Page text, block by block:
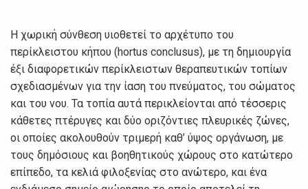
Η χωρική σύνθεση υιοθετεί το αρχέτυπο του
περίκλειστου κήπου (hortus conclusus), με τη δημιουργία
έξι διαφορετικών περίκλειστων θεραπευτικών τοπίων
σχεδιασμένων για την ίαση του πνεύματος, του σώματος
και του νου. Τα τοπία αυτά περικλείονται από τέσσερις
κάθετες πτέρυγες και δύο οριζόντιες πλευρικές ζώνες,
οι οποίες ακολουθούν τριμερή καθ’ ύψος οργάνωση, με
τους δημόσιους και βοηθητικούς χώρους στο κατώτερο
επίπεδο, τα κελιά φιλοξενίας στο ανώτερο, και ένα